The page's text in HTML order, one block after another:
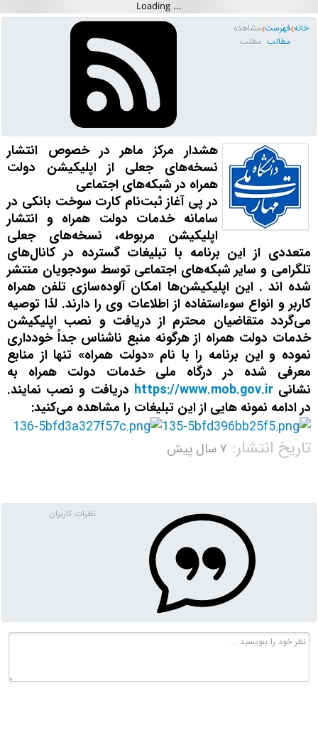
خانه فهرست
مطالب
مشاهده
مطلب
هشدار مرکز ماهر در خصوص انتشار
نسخه‌های جعلی از اپلیکیشن دولت
همراه در شبکه‌های اجتماعی
در پی آغاز ثبت‌نام کارت سوخت بانکی در
سامانه خدمات دولت همراه و انتشار
اپلیکیشن مربوطه، نسخه‌های جعلی
متعددی از این برنامه با تبلیغات گسترده در کانال‌های
تلگرامی و سایر شبکه‌های اجتماعی توسط سودجویان منتشر
شده اند . این اپلیکیشن‌ها امکان آلوده‌سازی تلفن همراه
کاربر و انواع سوءاستفاده از اطلاعات وی را دارند. لذا توصیه
می‌گردد متقاضیان محترم از دریافت و نصب اپلیکیشن
خدمات دولت همراه از هرگونه منبع ناشناس جداً خودداری
نموده و این برنامه را با نام «دولت همراه» تنها از منابع
معرفی شده در درگاه ملی خدمات دولت همراه به
نشانیhttps://www.mob.gov.ir دریافت و نصب نمایند.
در ادامه نمونه هایی از این تبلیغات را مشاهده می‌کنید:
تاریخ انتشار: ۷ سال پیش
نظرات کاربران